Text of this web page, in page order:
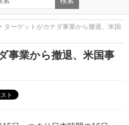
ターゲットがカナダ事業から撤退、米国
事業から撤退、米国事